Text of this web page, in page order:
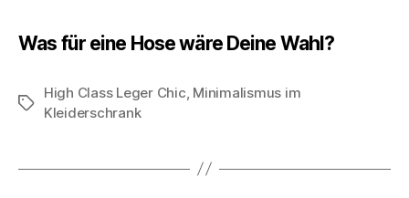
Was für eine Hose wäre Deine Wahl?
Schlagwörter
High Class Leger Chic Minimalismus im
Kleiderschrank